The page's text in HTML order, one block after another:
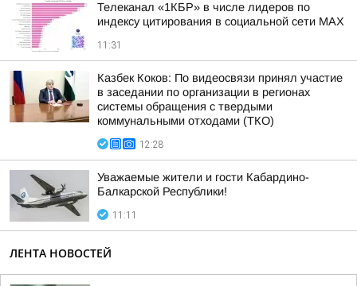
Телеканал «1КБР» в числе лидеров по
индексу цитирования в социальной сети MAX
11:31
Казбек Коков: По видеосвязи принял участие
в заседании по организации в регионах
системы обращения с твердыми
коммунальными отходами (ТКО)
12:28
Уважаемые жители и гости Кабардино-
Балкарской Республики!
11:11
ЛЕНТА НОВОСТЕЙ